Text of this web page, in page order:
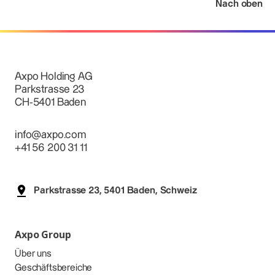
Nach oben
Axpo Holding AG
Parkstrasse 23
CH-5401 Baden
info@axpo.com
+41 56 200 31 11
Parkstrasse 23, 5401 Baden, Schweiz
Axpo Group
Über uns
Geschäftsbereiche